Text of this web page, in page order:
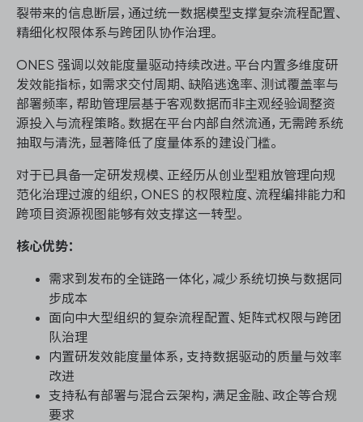
裂带来的信息断层，通过统一数据模型支撑复杂流程配置、
精细化权限体系与跨团队协作治理。
ONES 强调以效能度量驱动持续改进。平台内置多维度研
发效能指标，如需求交付周期、缺陷逃逸率、测试覆盖率与
部署频率，帮助管理层基于客观数据而非主观经验调整资
源投入与流程策略。数据在平台内部自然流通，无需跨系统
抽取与清洗，显著降低了度量体系的建设门槛。
对于已具备一定研发规模、正经历从创业型粗放管理向规
范化治理过渡的组织，ONES 的权限粒度、流程编排能力和
跨项目资源视图能够有效支撑这一转型。
核心优势：
需求到发布的全链路一体化，减少系统切换与数据同
步成本
面向中大型组织的复杂流程配置、矩阵式权限与跨团
队治理
内置研发效能度量体系，支持数据驱动的质量与效率
改进
支持私有部署与混合云架构，满足金融、政企等合规
要求